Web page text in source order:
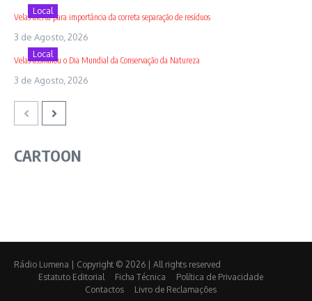
Local
Velas alerta para importância da correta separação de resíduos
3 de Agosto, 2026
Local
Velas assinalou o Dia Mundial da Conservação da Natureza
3 de Agosto, 2026
CARTOON
Rádio Lumena | Copyright © 2026 | All rights reserved
Estatuto Editorial
Ficha Técnica
Política de Privacidade
Contactos
Livro de Reclamações